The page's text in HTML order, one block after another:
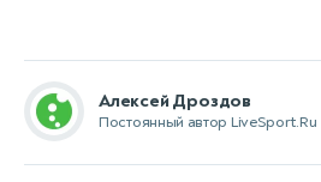
Алексей Дроздов
Постоянный автор LiveSport.Ru